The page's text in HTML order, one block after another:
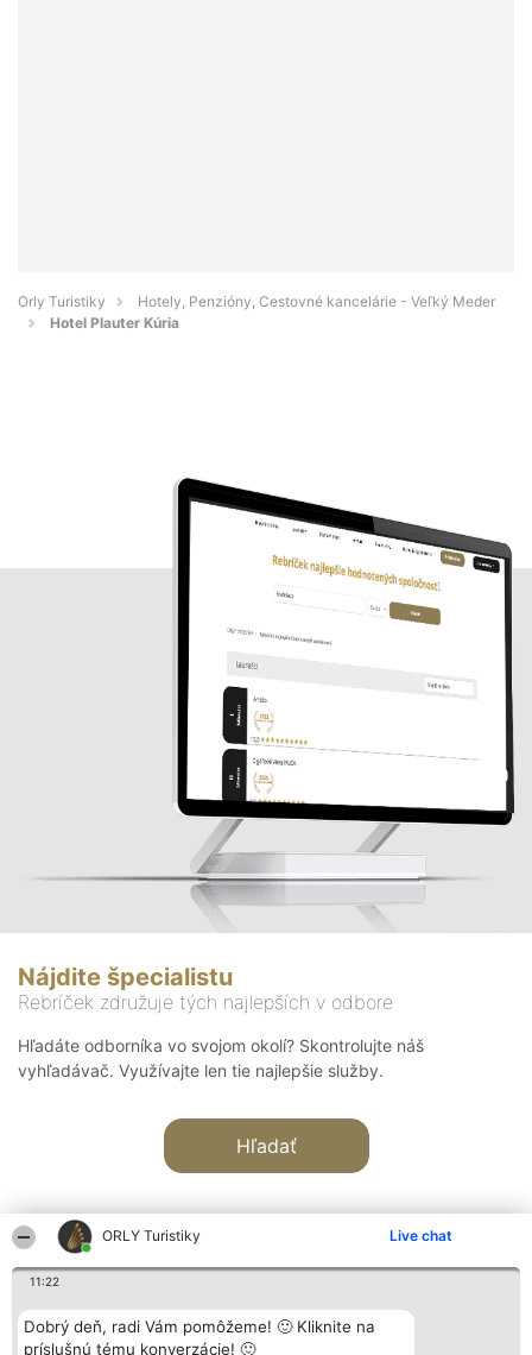
ORLY Turistiky Live chat
11:22
Dobrý deň, radi Vám pomôžeme! 🙂 Kliknite na
príslušnú tému konverzácie! 🙂
Orly Turistiky
Hotely, Penzióny, Cestovné kancelárie - Veľký Meder
Hotel Plauter Kúria
Nájdite špecialistu
Rebríček združuje tých najlepších v odbore
Hľadáte odborníka vo svojom okolí? Skontrolujte náš
vyhľadávač. Využívajte len tie najlepšie služby.
Hľadať
Organizátor hodnotenia
Bright Side Solutions sp. z o.
Hodnotenie
Laureáti
Kontakt
Kontakt